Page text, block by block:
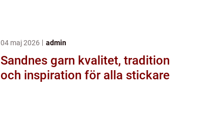
04 maj 2026 admin
Sandnes garn kvalitet, tradition
och inspiration för alla stickare